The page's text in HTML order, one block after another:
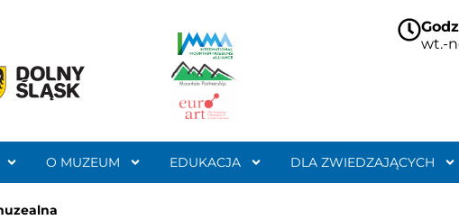
wt.-
O MUZEUM EDUKACJA DLA ZWIEDZAJĄCYCH